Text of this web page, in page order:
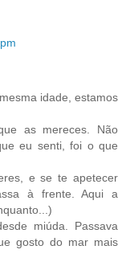
idade, estamos
as mereces. Não
eu senti, foi o que
e se te apetecer
à frente. Aqui a
miúda. Passava
gosto do mar mais